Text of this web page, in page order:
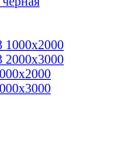
1000х2000
2000х3000